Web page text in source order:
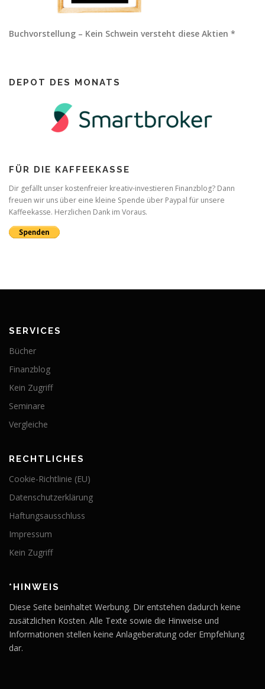
Buchvorstellung – Kein Schwein versteht diese Aktien *
DEPOT DES MONATS
FÜR DIE KAFFEEKASSE
Dir gefällt unser kostenfreier kreativ-investieren Finanzblog? Dann
freuen wir uns über eine kleine Spende über Paypal für unsere
Kaffeekasse. Herzlichen Dank im Voraus.
SERVICES
Bücher
Finanzblog
Kein Zugriff
Seminare
Vergleiche
RECHTLICHES
Cookie-Richtlinie (EU)
Datenschutzerklärung
Haftungsausschluss
Impressum
Kein Zugriff
*HINWEIS
Diese Seite beinhaltet Werbung. Dir entstehen dadurch keine
zusätzlichen Kosten. Alle Texte sowie die Hinweise und
Informationen stellen keine Anlageberatung oder Empfehlung
dar.